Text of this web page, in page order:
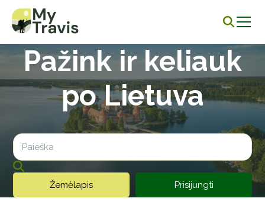
Pažink ir keliauk
po Lietuva
Žemėlapis Prisijungti